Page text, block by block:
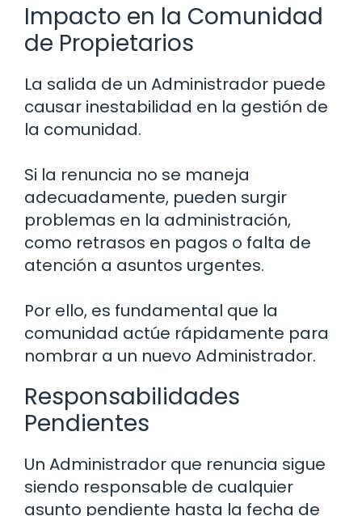
Impacto en la Comunidad
de Propietarios
La salida de un Administrador puede
causar inestabilidad en la gestión de
la comunidad.
Si la renuncia no se maneja
adecuadamente, pueden surgir
problemas en la administración,
como retrasos en pagos o falta de
atención a asuntos urgentes.
Por ello, es fundamental que la
comunidad actúe rápidamente para
nombrar a un nuevo Administrador.
Responsabilidades
Pendientes
Un Administrador que renuncia sigue
siendo responsable de cualquier
asunto pendiente hasta la fecha de